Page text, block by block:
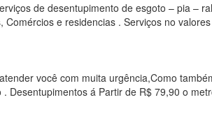
de desentupimento de esgoto – pia –
e residencias . Serviços no valores
você com muita urgência,Como
á Partir de R$ 79,90 o